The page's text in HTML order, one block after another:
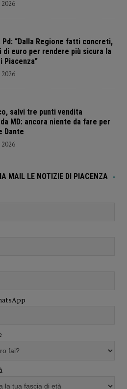
Pd: “Dalla Regione fatti concreti,
di euro per rendere più sicura la
Piacenza”
salvi tre punti vendita
MD: ancora niente da fare per
Dante
MAIL LE NOTIZIE DI PIACENZA